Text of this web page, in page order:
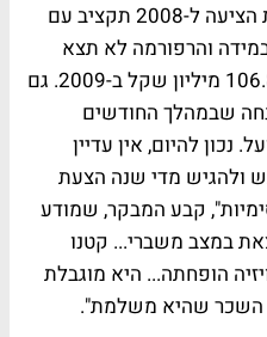
בין היתר ציין המבקר כי הרשות הציעה ל-2008 תקציב עם
שקל במידה והרפורמה לא תצא
לפועל, והצעה עם גירעון של 106.8 מיליון שקל ב-2009. גם
הוכנה בהנחה שבמהלך החודשים
להיום, אין עדיין
ולהגיש מדי שנה הצעת
קבע המבקר, שמודע
במצב משברי... קטנו
הופחתה... היא מוגבלת
השכר שהיא משלמת".